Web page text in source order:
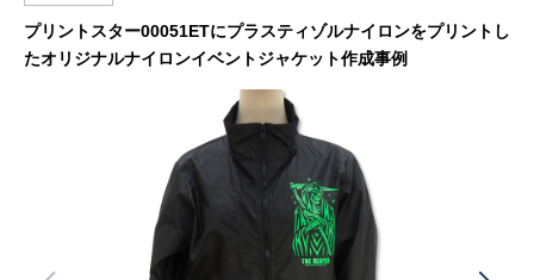
プリントスター00051ETにプラスティゾルナイロンをプリントし
たオリジナルナイロンイベントジャケット作成事例